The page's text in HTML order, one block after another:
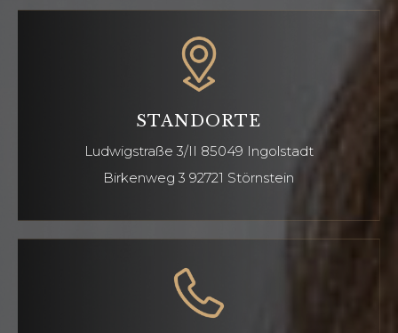
STANDORTE
Ludwigstraße 3/II 85049 Ingolstadt
Birkenweg 3 92721 Störnstein